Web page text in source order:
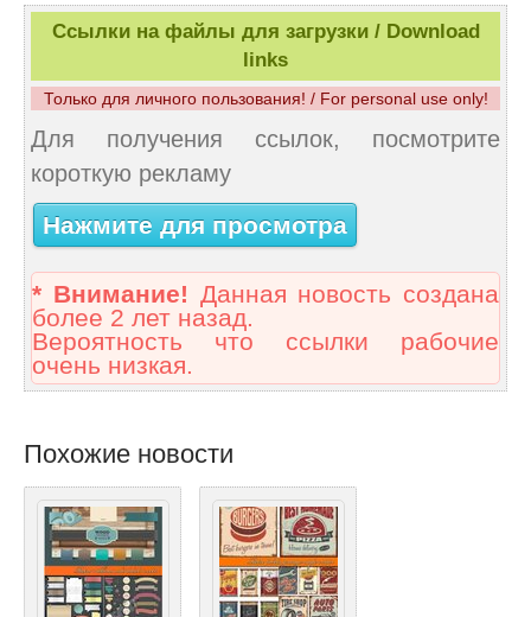
Ссылки на файлы для загрузки / Download
links
Только для личного пользования! / For personal use only!
Для получения ссылок, посмотрите
короткую рекламу
Нажмите для просмотра
* Внимание! Данная новость создана
более 2 лет назад.
Вероятность что ссылки рабочие
очень низкая.
Похожие новости